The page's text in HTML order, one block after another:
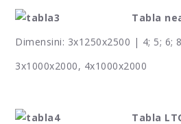
Tabla
Dimensini: 3x1250x2500 | 4; 5; 6;
3x1000x2000, 4x1000x2000
Tabla